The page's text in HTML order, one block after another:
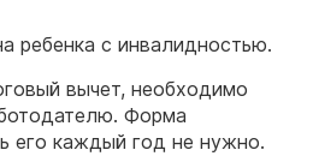
ребенка с инвалидностью.
вычет, необходимо
Форма
его каждый год не нужно.